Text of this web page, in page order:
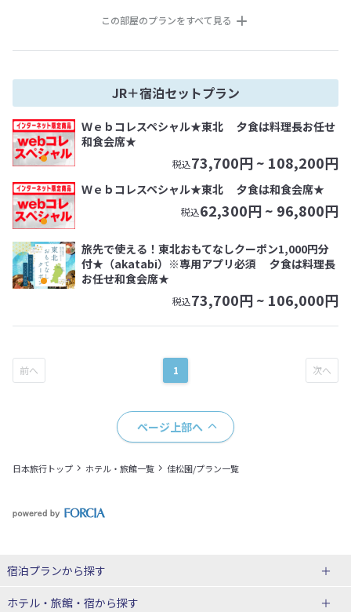
この部屋のプランをすべて見る
JR＋宿泊セットプラン
Ｗｅｂコレスペシャル★東北 夕食は料理長お任せ
和食会席★
税込73,700円 ~ 108,200円
Ｗｅｂコレスペシャル★東北 夕食は和食会席★
税込62,300円 ~ 96,800円
旅先で使える！東北おもてなしクーポン1,000円分
付★（akatabi）※専用アプリ必須 夕食は料理長
お任せ和食会席★
税込73,700円 ~ 106,000円
1
ページ上部へ
日本旅行トップ ホテル・旅館一覧 佳松園/プラン一覧
宿泊プランから探す
北海道
ホテル・旅館・宿から探す